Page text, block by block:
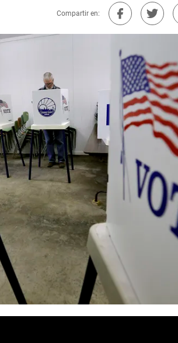
Compartir en: